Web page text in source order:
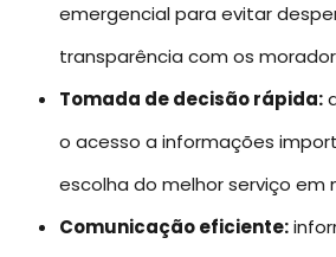
emergencial para evitar
transparência com os
Tomada de decisão rápida:
o acesso a informações
escolha do melhor serviço em
Comunicação eficiente: